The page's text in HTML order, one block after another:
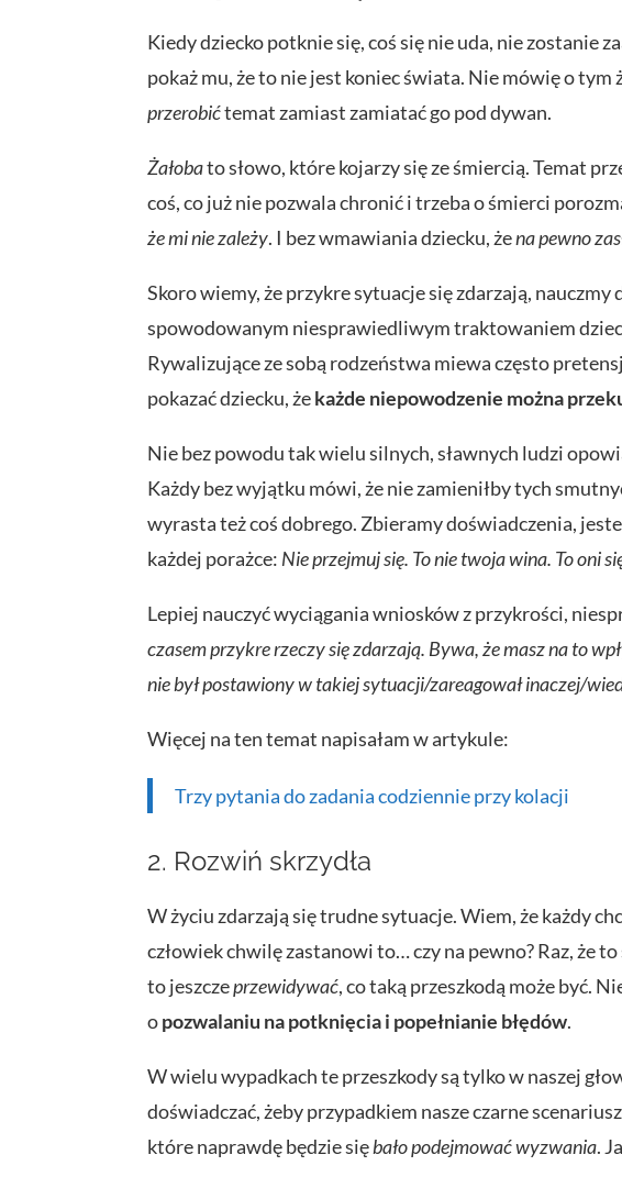
Kiedy dziecko potknie się, coś się nie uda, nie zostanie
pokaż mu, że to nie jest koniec świata. Nie mówię o
przerobićtemat zamiast zamiatać go pod dywan.
Żałobato słowo, które kojarzy się ze śmiercią. Temat
coś, co już nie pozwala chronić i trzeba o śmierci
że mi nie zależy. I bez wmawiania dziecku, żena pewno
Skoro wiemy, że przykre sytuacje się zdarzają,
spowodowanym niesprawiedliwym traktowaniem
Rywalizujące ze sobą rodzeństwa miewa często
pokazać dziecku, żekażde niepowodzenie można
Nie bez powodu tak wielu silnych, sławnych ludzi
Każdy bez wyjątku mówi, że nie zamieniłby tych
wyrasta też coś dobrego. Zbieramy doświadczenia,
każdej porażce: Nie przejmuj się. To nie twoja wina. To oni
Lepiej nauczyć wyciągania wniosków z przykrości,
czasem przykre rzeczy się zdarzają. Bywa, że masz na to
nie był postawiony w takiej sytuacji/zareagował inaczej/
Więcej na ten temat napisałam w artykule:
Trzy pytania do zadania codziennie przy kolacji
2. Rozwiń skrzydła
W życiu zdarzają się trudne sytuacje. Wiem, że każdy
człowiek chwilę zastanowi to… czy na pewno? Raz, że
to jeszczeprzewidywać, co taką przeszkodą może być.
opozwalaniu na potknięcia i popełnianie błędów.
W wielu wypadkach te przeszkody są tylko w naszej
doświadczać, żeby przypadkiem nasze czarne
które naprawdę będzie siębało podejmować wyzwania.